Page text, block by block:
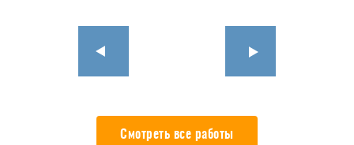
Смотреть все работы